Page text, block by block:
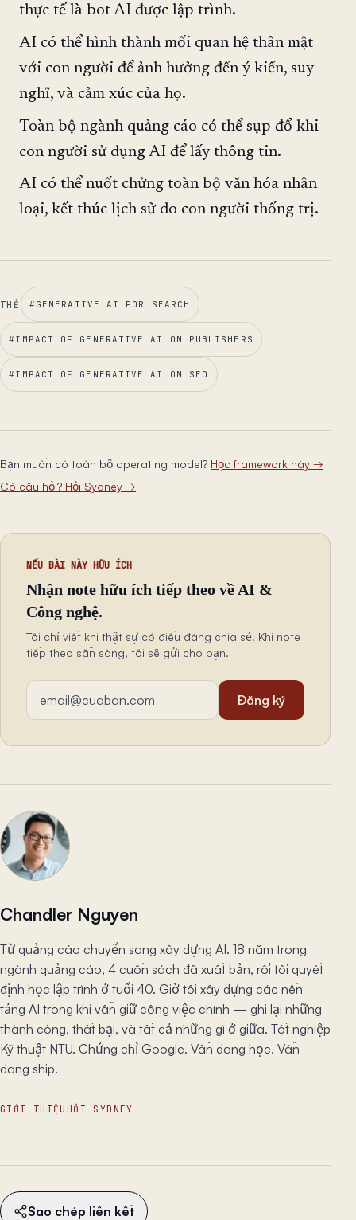
thực tế là bot AI được lập trình.
AI có thể hình thành mối quan hệ thân mật
với con người để ảnh hưởng đến ý kiến, suy
nghĩ, và cảm xúc của họ.
Toàn bộ ngành quảng cáo có thể sụp đổ khi
con người sử dụng AI để lấy thông tin.
AI có thể nuốt chửng toàn bộ văn hóa nhân
loại, kết thúc lịch sử do con người thống trị.
THẺ #GENERATIVE AI FOR SEARCH
#IMPACT OF GENERATIVE AI ON PUBLISHERS
#IMPACT OF GENERATIVE AI ON SEO
Bạn muốn có toàn bộ operating model? Học framework này →
Có câu hỏi? Hỏi Sydney →
NẾU BÀI NÀY HỮU ÍCH
Nhận note hữu ích tiếp theo về AI &
Công nghệ.
Tôi chỉ viết khi thật sự có điều đáng chia sẻ. Khi note
tiếp theo sẵn sàng, tôi sẽ gửi cho bạn.
Địa chỉ email
Đăng ký
Chandler Nguyen
Từ quảng cáo chuyển sang xây dựng AI. 18 năm trong
ngành quảng cáo, 4 cuốn sách đã xuất bản, rồi tôi quyết
định học lập trình ở tuổi 40. Giờ tôi xây dựng các nền
tảng AI trong khi vẫn giữ công việc chính — ghi lại những
thành công, thất bại, và tất cả những gì ở giữa. Tốt nghiệp
Kỹ thuật NTU. Chứng chỉ Google. Vẫn đang học. Vẫn
đang ship.
GIỚI THIỆU HỎI SYDNEY
Sao chép liên kết